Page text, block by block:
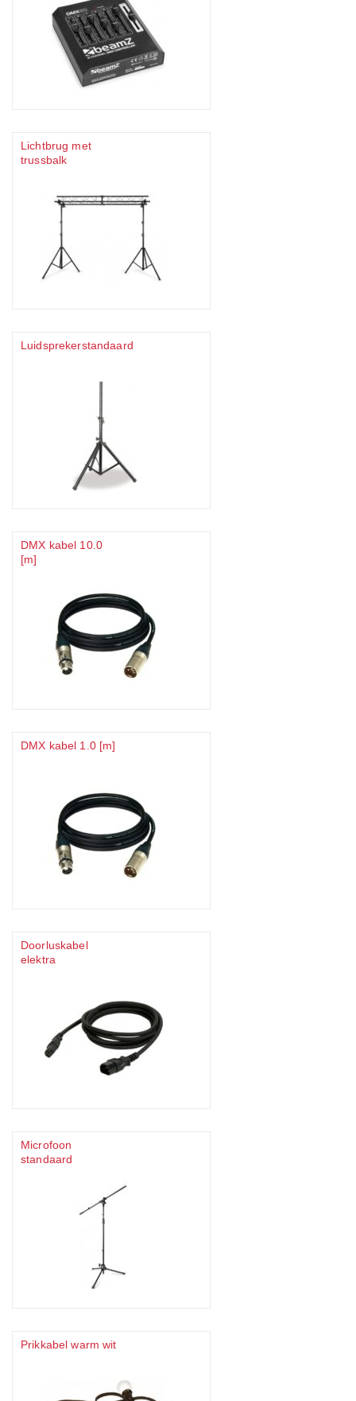
Lichtbrug met
trussbalk
Luidsprekerstandaard
DMX kabel 10.0
[m]
DMX kabel 1.0 [m]
Doorluskabel
elektra
Microfoon
standaard
Prikkabel warm wit